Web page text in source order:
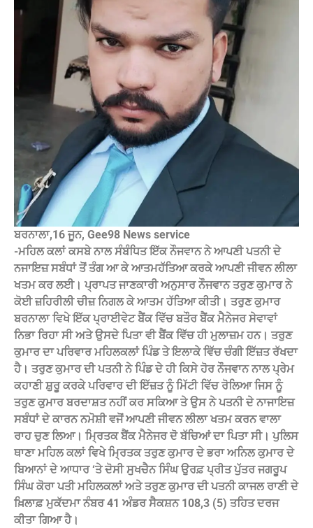
ਬਰਨਾਲਾ,16 ਜੂਨ, Gee98 News service
-ਮਹਿਲ ਕਲਾਂ ਕਸਬੇ ਨਾਲ ਸੰਬੰਧਿਤ ਇੱਕ ਨੌਜਵਾਨ ਨੇ ਆਪਣੀ ਪਤਨੀ ਦੇ
ਨਜਾਇਜ਼ ਸਬੰਧਾਂ ਤੋਂ ਤੰਗ ਆ ਕੇ ਆਤਮਹੱਤਿਆ ਕਰਕੇ ਆਪਣੀ ਜੀਵਨ ਲੀਲਾ
ਖਤਮ ਕਰ ਲਈ। ਪ੍ਰਾਪਤ ਜਾਣਕਾਰੀ ਅਨੁਸਾਰ ਨੌਜਵਾਨ ਤਰੁਣ ਕੁਮਾਰ ਨੇ
ਕੋਈ ਜ਼ਹਿਰੀਲੀ ਚੀਜ਼ ਨਿਗਲ ਕੇ ਆਤਮ ਹੱਤਿਆ ਕੀਤੀ। ਤਰੁਣ ਕੁਮਾਰ
ਬਰਨਾਲਾ ਵਿਖੇ ਇੱਕ ਪ੍ਰਾਈਵੇਟ ਬੈਂਕ ਵਿੱਚ ਬਤੌਰ ਬੈਂਕ ਮੈਨੇਜਰ ਸੇਵਾਵਾਂ
ਨਿਭਾ ਰਿਹਾ ਸੀ ਅਤੇ ਉਸਦੇ ਪਿਤਾ ਵੀ ਬੈਂਕ ਵਿੱਚ ਹੀ ਮੁਲਾਜ਼ਮ ਹਨ। ਤਰੁਣ
ਕੁਮਾਰ ਦਾ ਪਰਿਵਾਰ ਮਹਿਲਕਲਾਂ ਪਿੰਡ ਤੇ ਇਲਾਕੇ ਵਿੱਚ ਚੰਗੀ ਇੱਜ਼ਤ ਰੱਖਦਾ
ਹੈ। ਤਰੁਣ ਕੁਮਾਰ ਦੀ ਪਤਨੀ ਨੇ ਪਿੰਡ ਦੇ ਹੀ ਕਿਸੇ ਹੋਰ ਨੌਜਵਾਨ ਨਾਲ ਪ੍ਰੇਮ
ਕਹਾਣੀ ਸ਼ੁਰੂ ਕਰਕੇ ਪਰਿਵਾਰ ਦੀ ਇੱਜ਼ਤ ਨੂੰ ਮਿੱਟੀ ਵਿੱਚ ਰੋਲਿਆ ਜਿਸ ਨੂੰ
ਤਰੁਣ ਕੁਮਾਰ ਬਰਦਾਸ਼ਤ ਨਹੀਂ ਕਰ ਸਕਿਆ ਤੇ ਉਸ ਨੇ ਪਤਨੀ ਦੇ ਨਾਜਾਇਜ਼
ਸਬੰਧਾਂ ਦੇ ਕਾਰਨ ਨਮੋਸ਼ੀ ਵਜੋਂ ਆਪਣੀ ਜੀਵਨ ਲੀਲਾ ਖਤਮ ਕਰਨ ਵਾਲਾ
ਰਾਹ ਚੁਣ ਲਿਆ। ਮ੍ਰਿਤਕ ਬੈਂਕ ਮੈਨੇਜਰ ਦੋ ਬੱਚਿਆਂ ਦਾ ਪਿਤਾ ਸੀ। ਪੁਲਿਸ
ਥਾਣਾ ਮਹਿਲ ਕਲਾਂ ਵਿਖੇ ਮ੍ਰਿਤਕ ਤਰੁਣ ਕੁਮਾਰ ਦੇ ਭਰਾ ਅਨਿਲ ਕੁਮਾਰ ਦੇ
ਬਿਆਨਾਂ ਦੇ ਆਧਾਰ ‘ਤੇ ਦੋਸੀ ਸੁਖਚੈਨ ਸਿੰਘ ਉਰਫ਼ ਪ੍ਰੀਤ ਪੁੱਤਰ ਜਗਰੂਪ
ਸਿੰਘ ਕੋਰਾ ਪਤੀ ਮਹਿਲਕਲਾਂ ਅਤੇ ਤਰੁਣ ਕੁਮਾਰ ਦੀ ਪਤਨੀ ਕਾਜਲ ਰਾਣੀ ਦੇ
ਖ਼ਿਲਾਫ਼ ਮੁਕੱਦਮਾ ਨੰਬਰ 41 ਅੰਡਰ ਸੈਕਸ਼ਨ 108,3 (5) ਤਹਿਤ ਦਰਜ
ਕੀਤਾ ਗਿਆ ਹੈ।